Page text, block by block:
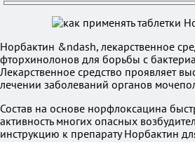
Норбактин &ndash, лекарственное
фторхинолонов для борьбы с
Лекарственное средство проявляет
лечении заболеваний органов
Состав на основе норфлоксацина
активность многих опасных
инструкцию к препарату Норбактин